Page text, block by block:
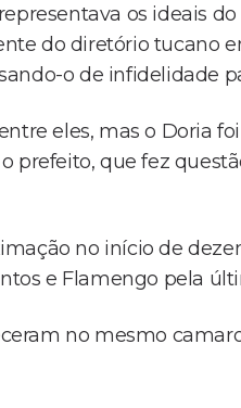
os ideais
do diretório tucano
o de infidelidade
eles, mas o Doria
prefeito, que fez
no início de
e Flamengo pela
no mesmo